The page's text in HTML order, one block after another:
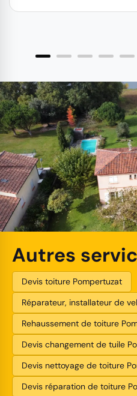
Autres
Devis toiture Pompertuzat
Réparateur, installateur de
Rehaussement de toiture
Devis changement de tuile
Devis nettoyage de toiture
Devis réparation de toiture